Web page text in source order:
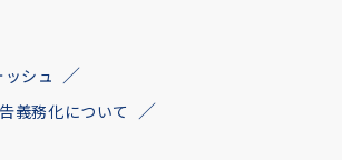
ッシュ
義務化について